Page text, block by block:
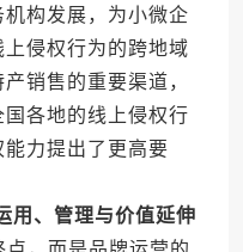
构发展，为小微企
侵权行为的跨地域
销售的重要渠道，
各地的线上侵权行
力提出了更高要
用、管理与价值延伸